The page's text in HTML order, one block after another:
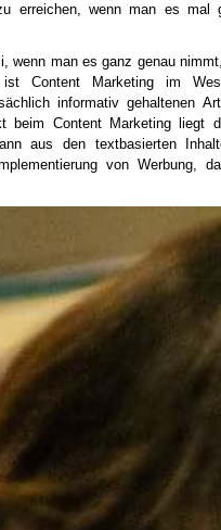
erreichen, wenn man es
wenn man es ganz genau
Content Marketing im
informativ gehaltenen
beim Content Marketing liegt
aus den textbasierten
von Werbung,